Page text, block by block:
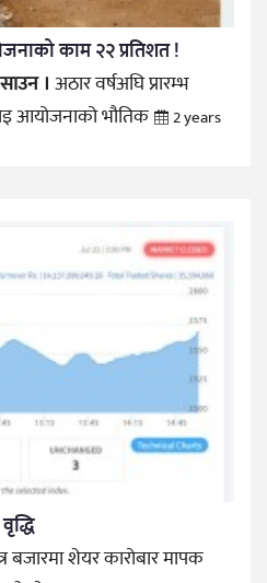
काम २२ प्रतिशत !
। अठार वर्षअघि प्रारम्भ
आयोजनाको भौतिक
2 years
बजारमा शेयर कारोबार मापक